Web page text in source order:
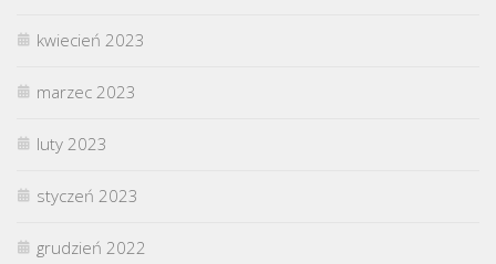
kwiecień 2023
marzec 2023
luty 2023
styczeń 2023
grudzień 2022